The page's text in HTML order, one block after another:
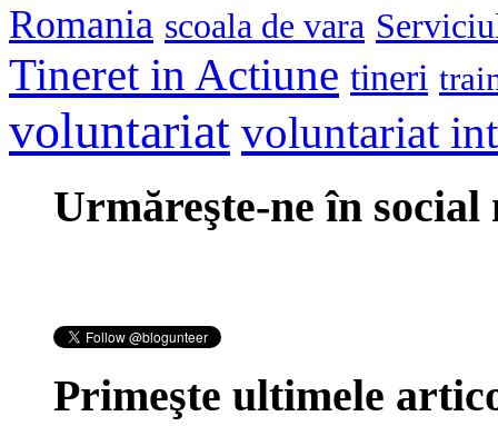
Romania scoala de vara
Tineret in Actiune tineri
voluntariat voluntariat
Urmăreşte-ne în social
Primeşte ultimele